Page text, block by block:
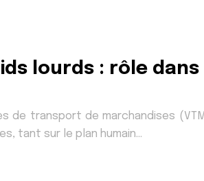
lourds : rôle
transport de marchandises
tant sur le plan humain…